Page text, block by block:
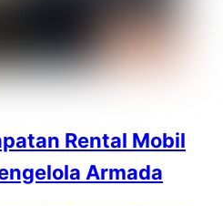
Rental Mobil
Armada